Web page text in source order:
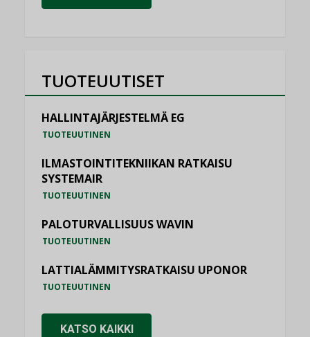
TUOTEUUTISET
HALLINTAJÄRJESTELMÄ EG
TUOTEUUTINEN
ILMASTOINTITEKNIIKAN RATKAISU
SYSTEMAIR
TUOTEUUTINEN
PALOTURVALLISUUS WAVIN
TUOTEUUTINEN
LATTIALÄMMITYSRATKAISU UPONOR
TUOTEUUTINEN
KATSO KAIKKI